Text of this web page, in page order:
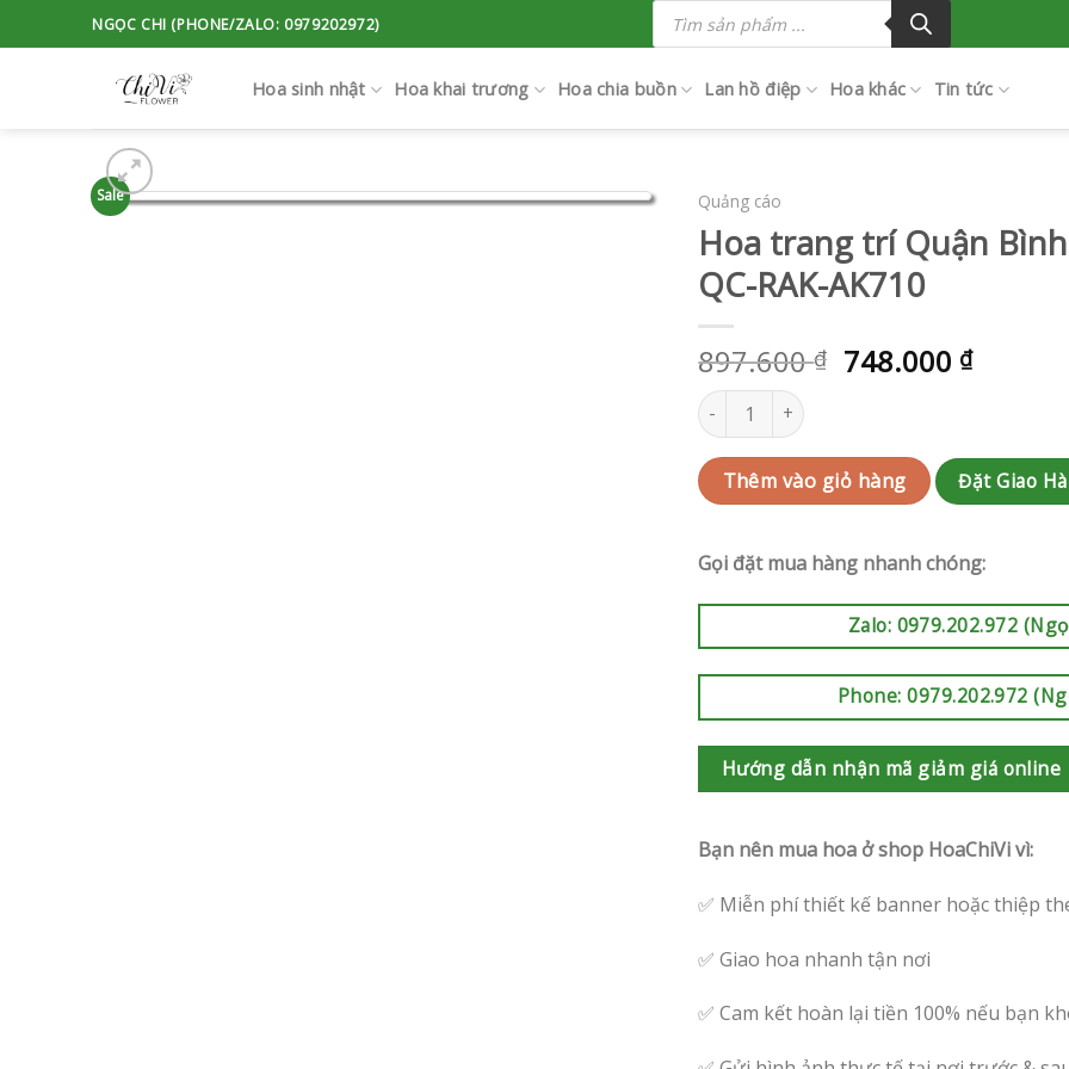
to
NGỌC CHI (PHONE/ZALO: 0979202972)
Tìm
kiếm
phẩm
Hoa sinh nhật Hoa khai trương Hoa chia buồn Lan hồ điệp Hoa khác Tin tức
Sale Quảng cáo
Hoa trang trí Quận
QC-RAK-AK710
897.600₫ 748.000 ₫
Hoa trang trí Quận Bình Chánh | QC-RAK-
Thêm vào giỏ hàng Đặt Giao
Gọi đặt mua hàng nhanh chóng:
Zalo: 0979.202.972
Phone: 0979.202.972
Hướng dẫn nhận mã giảm giá online
Bạn nên mua hoa ở shop HoaChiVi vì:
✅ Miễn phí thiết kế banner hoặc thiệp
✅ Giao hoa nhanh tận nơi
✅ Cam kết hoàn lại tiền 100% nếu bạn